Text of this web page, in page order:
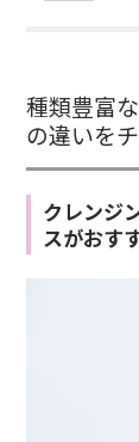
種類豊富
の違いを
クレンジ
スがおす